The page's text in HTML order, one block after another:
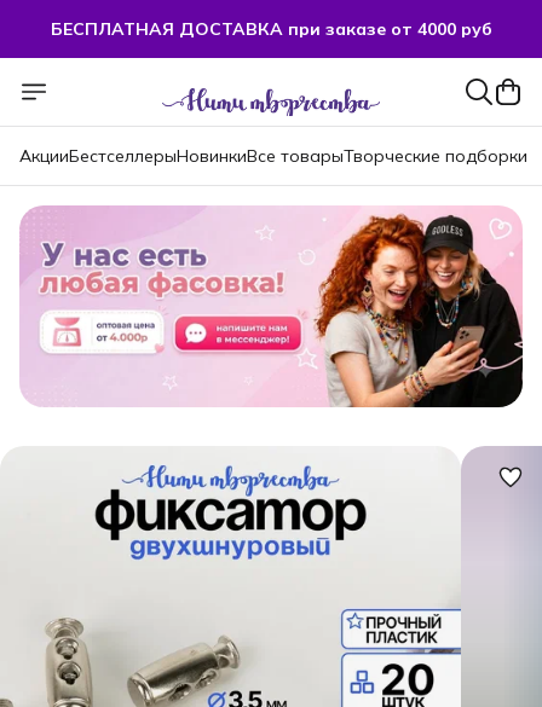
БЕСПЛАТНАЯ ДОСТАВКА при заказе от 4000 руб
БЕСПЛАТНАЯ ДОСТАВКА при заказе от 4000 руб
АкцииБестселлерыНовинкиВсе товарыТворческие подборки